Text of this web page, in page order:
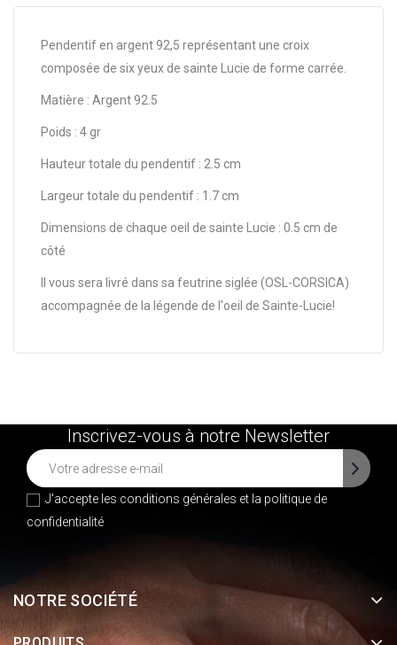
Pendentif en argent 92,5 représentant une croix
composée de six yeux de sainte Lucie de forme carrée.
Matière : Argent 92.5
Poids : 4 gr
Hauteur totale du pendentif : 2.5 cm
Largeur totale du pendentif : 1.7 cm
Dimensions de chaque oeil de sainte Lucie : 0.5 cm de
côté
Il vous sera livré dans sa feutrine siglée (OSL-CORSICA)
accompagnée de la légende de l'oeil de Sainte-Lucie!
Inscrivez-vous à notre Newsletter
J'accepte les conditions générales et la politique de
confidentialité
NOTRE SOCIÉTÉ